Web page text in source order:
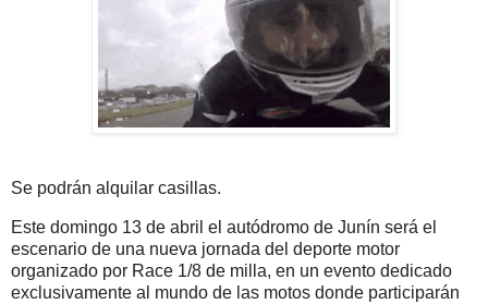
Se podrán alquilar casillas.
Este domingo 13 de abril el autódromo de Junín será el
escenario de una nueva jornada del deporte motor
organizado por Race 1/8 de milla, en un evento dedicado
exclusivamente al mundo de las motos donde participarán